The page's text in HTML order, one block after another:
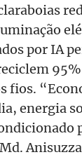
por IA
fios.
energia